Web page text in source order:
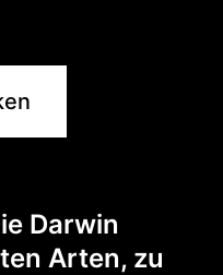
Darwin
Arten, zu